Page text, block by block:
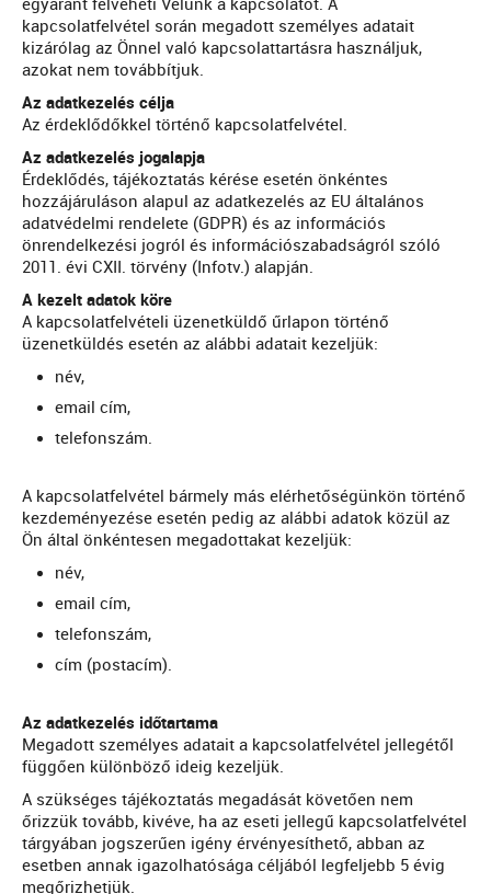
egyaránt felveheti Velünk a kapcsolatot. A
kapcsolatfelvétel során megadott személyes adatait
kizárólag az Önnel való kapcsolattartásra használjuk,
azokat nem továbbítjuk.
Az adatkezelés célja
Az érdeklődőkkel történő kapcsolatfelvétel.
Az adatkezelés jogalapja
Érdeklődés, tájékoztatás kérése esetén önkéntes
hozzájáruláson alapul az adatkezelés az EU általános
adatvédelmi rendelete (GDPR) és az információs
önrendelkezési jogról és információszabadságról szóló
2011. évi CXII. törvény (Infotv.) alapján.
A kezelt adatok köre
A kapcsolatfelvételi üzenetküldő űrlapon történő
üzenetküldés esetén az alábbi adatait kezeljük:
név,
email cím,
telefonszám.
A kapcsolatfelvétel bármely más elérhetőségünkön történő
kezdeményezése esetén pedig az alábbi adatok közül az
Ön által önkéntesen megadottakat kezeljük:
név,
email cím,
telefonszám,
cím (postacím).
Az adatkezelés időtartama
Megadott személyes adatait a kapcsolatfelvétel jellegétől
függően különböző ideig kezeljük.
A szükséges tájékoztatás megadását követően nem
őrizzük tovább, kivéve, ha az eseti jellegű kapcsolatfelvétel
tárgyában jogszerűen igény érvényesíthető, abban az
esetben annak igazolhatósága céljából legfeljebb 5 évig
megőrizhetjük.